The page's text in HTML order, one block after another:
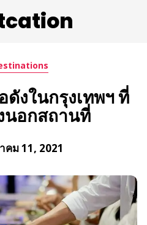
งในกรุงเทพฯ ที่
นอกสถานที่
คม 11, 2021